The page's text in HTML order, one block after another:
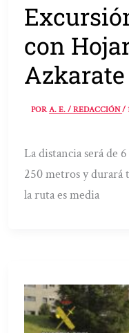
con
PORA. E. / REDACCIÓN/
La distancia será de
250 metros y durará
la ruta es media